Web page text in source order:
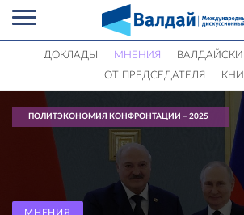
ДОКЛАДЫ МНЕНИЯ
ОТ ПРЕДСЕДАТЕЛЯ
ПОЛИТЭКОНОМИЯ КОНФРОНТАЦИИ – 2025
МНЕНИЯ